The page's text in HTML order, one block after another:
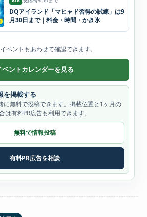
DQアイランド「マヒャド習得の試練」は9
月30日まで｜料金・時間・かき氷
ベントもあわせて確認できます。
ベントカレンダーを見る
を掲載する
に無料で投稿できます。掲載位置と1ヶ月の
は有料PR広告も利用できます。
無料で情報投稿
有料PR広告を相談